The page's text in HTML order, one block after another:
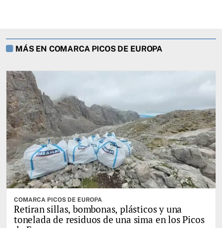
MÁS EN COMARCA PICOS DE EUROPA
COMARCA PICOS DE EUROPA
Retiran sillas, bombonas, plásticos y una
tonelada de residuos de una sima en los Picos